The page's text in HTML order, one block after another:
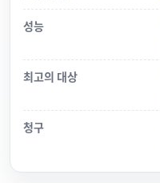
성능
최고의 대상
청구